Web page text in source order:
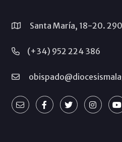
Santa María, 18-20.
(+34) 952 224 386